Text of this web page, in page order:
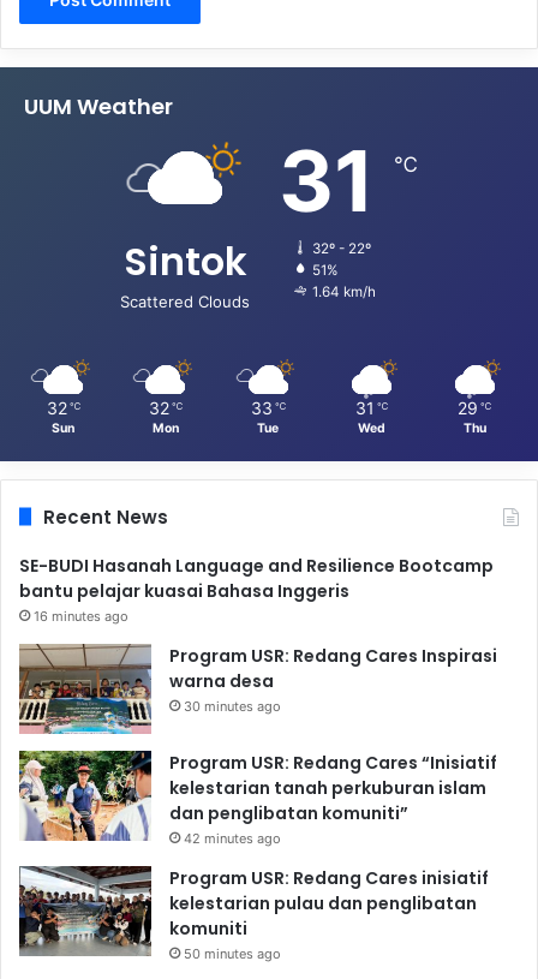
UUM Weather
Sintok
Scattered Clouds
31 ℃
32º - 22º
51%
1.64 km/h
32 ℃
Sun
32 ℃
Mon
33 ℃
Tue
31 ℃
Wed
29 ℃
Thu
Recent News
SE-BUDI Hasanah Language and Resilience Bootcamp
bantu pelajar kuasai Bahasa Inggeris
16 minutes ago
Program USR: Redang Cares Inspirasi
warna desa
30 minutes ago
Program USR: Redang Cares “Inisiatif
kelestarian tanah perkuburan islam
dan penglibatan komuniti”
42 minutes ago
Program USR: Redang Cares inisiatif
kelestarian pulau dan penglibatan
komuniti
50 minutes ago